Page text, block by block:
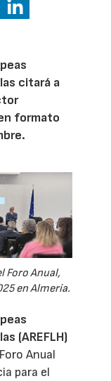
citará a
formato
Foro Anual,
en Almería.
(AREFLH)
Anual
para el